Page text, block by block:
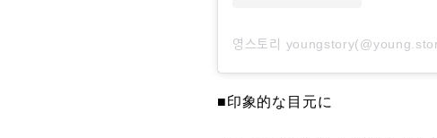
영스토리
■印象的な目元に